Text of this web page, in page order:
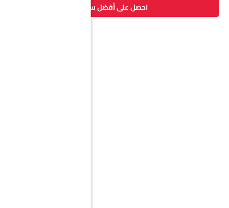
احصل على أفضل سعر